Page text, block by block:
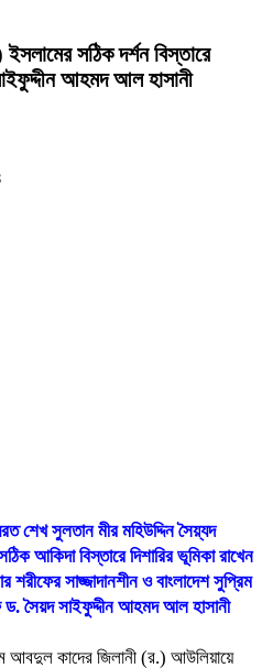
সঠিক দর্শন বিস্তারে
আহমদ আল হাসানী
শেখ সুলতান মীর মহিউদ্দিন সৈয়্যদ
আকিদা বিস্তারে দিশারির ভূমিকা রাখেন
শরীফের সাজ্জাদানশীন ও বাংলাদেশ সুপ্রিম
ড. সৈয়দ সাইফুদ্দীন আহমদ আল হাসানী
কাদের জিলানী (র.) আউলিয়ায়ে